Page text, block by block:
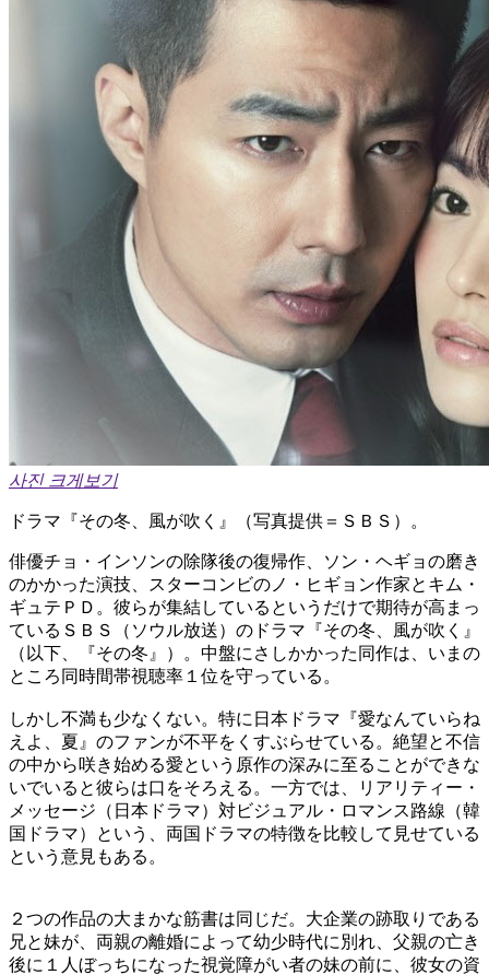
사진 크게보기
ドラマ『その冬、風が吹く』（写真提供＝ＳＢＳ）。
俳優チョ・インソンの除隊後の復帰作、ソン・ヘギョの磨き
のかかった演技、スターコンビのノ・ヒギョン作家とキム・
ギュテＰＤ。彼らが集結しているというだけで期待が高まっ
ているＳＢＳ（ソウル放送）のドラマ『その冬、風が吹く』
（以下、『その冬』）。中盤にさしかかった同作は、いまの
ところ同時間帯視聴率１位を守っている。
しかし不満も少なくない。特に日本ドラマ『愛なんていらね
えよ、夏』のファンが不平をくすぶらせている。絶望と不信
の中から咲き始める愛という原作の深みに至ることができな
いでいると彼らは口をそろえる。一方では、リアリティー・
メッセージ（日本ドラマ）対ビジュアル・ロマンス路線（韓
国ドラマ）という、両国ドラマの特徴を比較して見せている
という意見もある。
２つの作品の大まかな筋書は同じだ。大企業の跡取りである
兄と妹が、両親の離婚によって幼少時代に別れ、父親の亡き
後に１人ぼっちになった視覚障がい者の妹の前に、彼女の資